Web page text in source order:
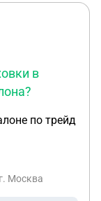
в
по трейд
за
Москва